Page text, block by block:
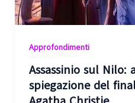
Approfondimenti
Assassinio sul Nilo:
spiegazione del